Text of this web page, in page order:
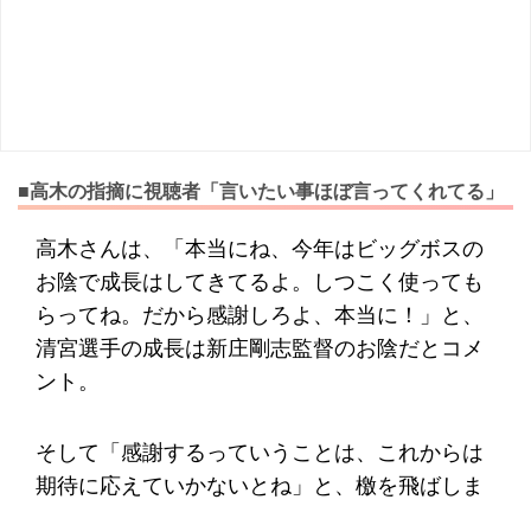
■高木の指摘に視聴者「言いたい事ほぼ言ってくれてる」
高木さんは、「本当にね、今年はビッグボスの
お陰で成長はしてきてるよ。しつこく使っても
らってね。だから感謝しろよ、本当に！」と、
清宮選手の成長は新庄剛志監督のお陰だとコメ
ント。
そして「感謝するっていうことは、これからは
期待に応えていかないとね」と、檄を飛ばしま